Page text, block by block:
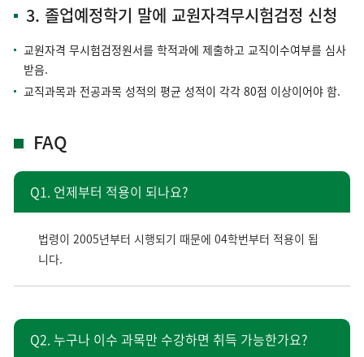
3. 졸업예정학기 말에 교원자격무시험검정 신청
교원자격 무시험검정원서를 학적과에 제출하고 교직이수여부를 심사
받음.
교직과목과 전공과목 성적의 평균 성적이 각각 80점 이상이어야 함.
FAQ
Q1. 언제부터 적용이 되나요?
법령이 2005년부터 시행되기 때문에 04학번부터 적용이 됩
니다.
Q2. 누구나 이수 과목만 수강하면 취득 가능한가요?